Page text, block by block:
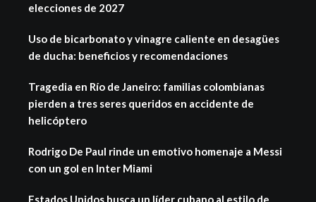
elecciones de 2027
Uso de bicarbonato y vinagre caliente en desagües
de ducha: beneficios y recomendaciones
Tragedia en Río de Janeiro: familias colombianas
pierden a tres seres queridos en accidente de
helicóptero
Rodrigo De Paul rinde un emotivo homenaje a Messi
con un gol en Inter Miami
Estados Unidos busca un líder cubano al estilo de